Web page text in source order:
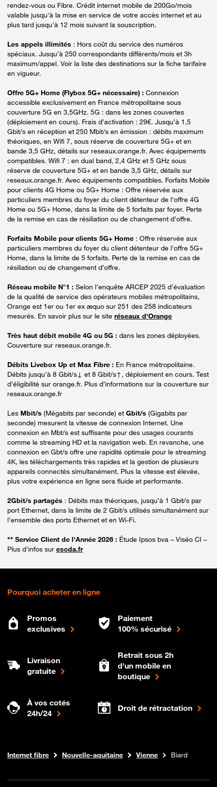
rendez-vous ou Fibre. Crédit internet mobile de 200Go/mois
valable jusqu'à la mise en service de votre accès internet et au
plus tard jusqu'à 12 mois suivant la souscription.
Les appels illimités : Hors coût du service des numéros
spéciaux. Jusqu’à 250 correspondants différents/mois et 3h
maximum/appel. Voir la liste des destinations sur la fiche tarifaire
en vigueur.
Offre 5G+ Home (Flybox 5G+ nécessaire) : Connexion
accessible exclusivement en France métropolitaine sous
couverture 5G en 3,5GHz. 5G : dans les zones couvertes
(déploiement en cours). Frais d’activation : 29€. Jusqu’à 1,5
Gbit/s en réception et 250 Mbit/s en émission : débits maximum
théoriques, en Wifi 7, sous réserve de couverture 5G+ et en
bande 3,5 GHz, détails sur reseaux.orange.fr. Avec équipements
compatibles. Wifi 7 : en dual band, 2,4 GHz et 5 GHz sous
réserve de couverture 5G+ et en bande 3,5 GHz, détails sur
reseaux.orange.fr. Avec équipements compatibles. Forfaits Mobile
pour clients 4G Home ou 5G+ Home : Offre réservée aux
particuliers membres du foyer du client détenteur de l'offre 4G
Home ou 5G+ Home, dans la limite de 5 forfaits par foyer. Perte
de la remise en cas de résiliation ou de changement d’offre.
Forfaits Mobile pour clients 5G+ Home : Offre réservée aux
particuliers membres du foyer du client détenteur de l'offre 5G+
Home, dans la limite de 5 forfaits. Perte de la remise en cas de
résiliation ou de changement d’offre.
Réseau mobile N°1 : Selon l’enquête ARCEP 2025 d’évaluation
de la qualité de service des opérateurs mobiles métropolitains,
Orange est 1er ou 1er ex æquo sur 251 des 258 indicateurs
mesurés. En savoir plus sur le site réseaux d'Orange
Très haut débit mobile 4G ou 5G : dans les zones déployées.
Couverture sur reseaux.orange.fr.
Débits Livebox Up et Max Fibre : En France métropolitaine.
Débits jusqu’à 8 Gbit/s↓ et 8 Gbit/s↑, déploiement en cours. Test
d’éligibilité sur orange.fr. Plus d’informations sur la couverture sur
reseaux.orange.fr
Les Mbit/s (Mégabits par seconde) et Gbit/s (Gigabits par
seconde) mesurent la vitesse de connexion Internet. Une
connexion en Mbt/s est suffisante pour des usages courants
comme le streaming HD et la navigation web. En revanche, une
connexion en Gbt/s offre une rapidité optimale pour le streaming
4K, les téléchargements très rapides et la gestion de plusieurs
appareils connectés simultanément. Plus la vitesse est élevée,
plus votre expérience en ligne sera fluide et performante.
2Gbit/s partagés : Débits max théoriques, jusqu’à 1 Gbit/s par
port Ethernet, dans la limite de 2 Gbit/s utilisés simultanément sur
l’ensemble des ports Ethernet et en Wi-Fi.
** Service Client de l'Année 2026 : Étude Ipsos bva – Viséo CI –
Plus d'infos sur escda.fr
Pourquoi acheter en ligne
Promos
exclusives
Paiement
100% sécurisé
Livraison
gratuite
Retrait sous 2h
d'un mobile en
boutique
À vos cotés
24h/24
Droit de rétractation
Boutique Orange
Internet fibre Nouvelle-aquitaine Vienne Biard